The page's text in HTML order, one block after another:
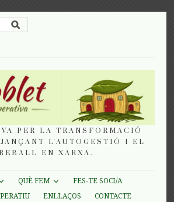
PER LA TRANSFORMACIÓ
L'AUTOGESTIÓ I EL
EN XARXA.
QUÈ FEM
FES-TE SOCI/A
ENLLAÇOS CONTACTE